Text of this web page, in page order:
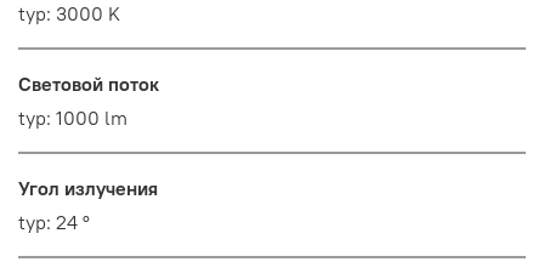
typ: 3000 K
Световой поток
typ: 1000 lm
Угол излучения
typ: 24 °